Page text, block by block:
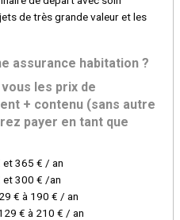
de très grande valeur et les
assurance habitation ?
les prix de
+ contenu (sans autre
payer en tant que
et 365 € / an
et 300 € /an
€ à 190 € / an
€ à 210 € / an